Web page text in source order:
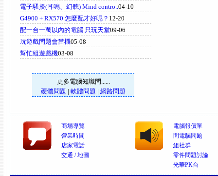
電子騷擾(耳鳴、幻聽) Mind contro..04-10
G4900 + RX570 怎麼配才好呢？ 12-20
配一台一萬以內的電腦 只玩天堂09-06
玩遊戲問題會當機05-08
幫忙組遊戲機03-08
更多電腦知識問......
硬體問題 | 軟體問題 | 網路問題
商場導覽
營業時間
店家電話
交通 / 地圖
電腦報價單
問電腦問題
組社群
零件問題討論
光華PK台